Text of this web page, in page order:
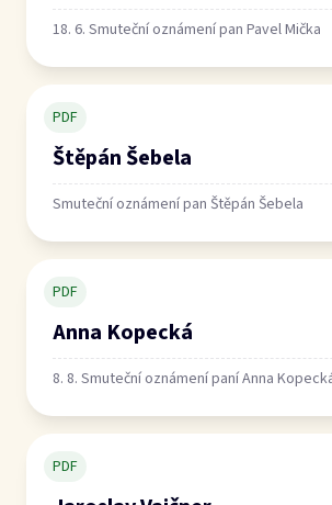
18. 6. Smuteční oznámení pan Pavel Mička
PDF
Štěpán Šebela
Smuteční oznámení pan Štěpán Šebela
PDF
Anna Kopecká
8. 8. Smuteční oznámení paní Anna
PDF